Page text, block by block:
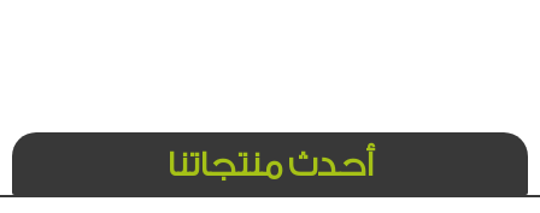
أحدث منتجاتنا